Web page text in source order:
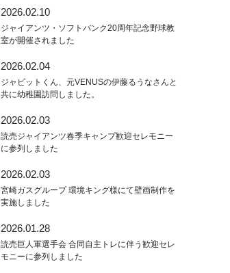
2026.02.10
ジャイアンツ・ソフトバンク20周年記念野球教
室が開催されました
2026.02.04
ジャビットくん、元VENUSの伊藤るうなさんと
共に幼稚園訪問しました。
2026.02.03
読売ジャイアンツ春季キャンプ歓迎セレモニー
に参列しました
2026.02.03
宮崎ガスグループ 環境キング様にて壁画制作を
実施しました
2026.01.28
読売巨人軍選手会 合同自主トレに伴う歓迎セレ
モニーに参列しました